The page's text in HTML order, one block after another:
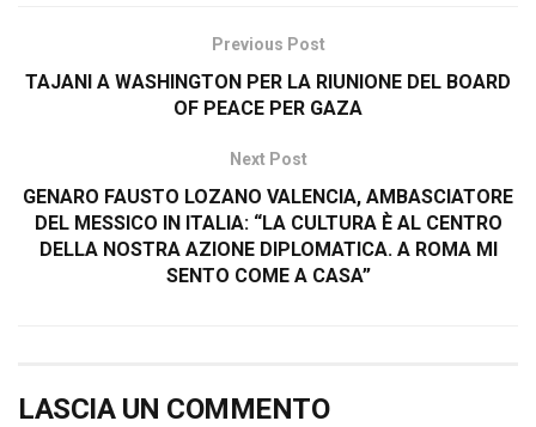
Previous Post
TAJANI A WASHINGTON PER LA RIUNIONE DEL BOARD
OF PEACE PER GAZA
Next Post
GENARO FAUSTO LOZANO VALENCIA, AMBASCIATORE
DEL MESSICO IN ITALIA: “LA CULTURA È AL CENTRO
DELLA NOSTRA AZIONE DIPLOMATICA. A ROMA MI
SENTO COME A CASA”
LASCIA UN COMMENTO